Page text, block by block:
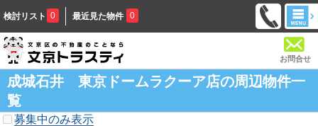
検討リスト 0 最近見た物件 0
お問合せ
成城石井 東京ドームラクーア店の周辺物件一
覧
募集中のみ表示